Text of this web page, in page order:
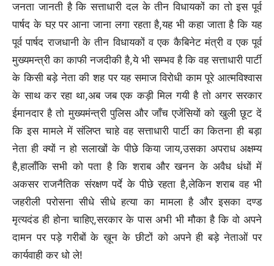
जनता जानती है कि सत्ताधारी दल के तीन विधायकों का तो इस पूर्व
पार्षद के घऱ पर आना जाना लगा रहता है,यह भी कहा जाता है कि यह
पूर्व पार्षद राजधानी के तीन विधायकों व एक कैबिनेट मंत्री व एक पूर्व
मुख्यमन्त्री का काफी नजदीकी है,ये भी सम्भव है कि वह सत्ताधारी पार्टी
के किसी बड़े नेता की शह पर यह समाज विरोधी काम पूरे आत्मविश्वास
के साथ कर रहा था,अब जब एक कड़ी मिल गयी है तो अगर सरकार
ईमानदार है तो मुख्यमंन्त्री पुलिस और जाँच एजेंसियों को खुली छूट दें
कि इस मामले में संलिप्त चाहे वह सत्ताधारी पार्टी का कितना ही बड़ा
नेता ही क्यों न हो सलाखों के पीछे किया जाय,उसका अपराध अक्षम्य
है,हालाँकि सभी को पता है कि शराब और खनन के अवैध धंधों में
अकसर राजनैतिक संरक्षण पर्दे के पीछे रहता है,लेकिन शराब वह भी
जहरीली परोसना सीधे सीधे हत्या का मामला है और इसका दण्ड
मृत्यदंड ही होना चाहिए,सरकार के पास अभी भी मौका है कि वो अपने
दामन पर पड़े गरीबों के ख़ून के छीटों को अपने ही बड़े नेताओं पर
कार्यवाही कर धो ले!